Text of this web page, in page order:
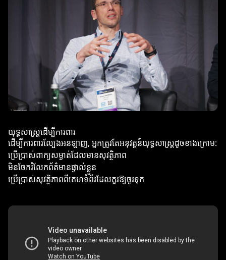
យុទ្ធសាស្ត្រដើម្បីការពារ
ដើម្បីការពារល្បែងអនឡាញ, អ្នកត្រូវតែអនុវត្តន៍យុទ្ធសាស្ត្រដូចខាងក្រោម:
ប្រើប្រាស់ពាក្យសម្ងាត់ដែលមានសុវត្ថិភាព
មិនចែករំលែកព័ត៌មានផ្ទាល់ខ្លួន
ប្រើប្រាស់សុវត្ថិភាពពីគេហទំព័រដែលគួរឱ្យចូរទុក